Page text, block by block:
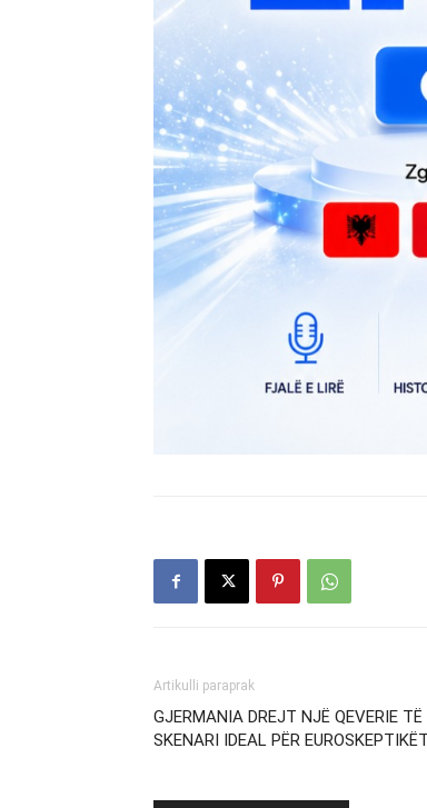
Artikulli paraprak
GJERMANIA DREJT NJË QEVERIE TË
SKENARI IDEAL PËR EUROSKEPTIKËT